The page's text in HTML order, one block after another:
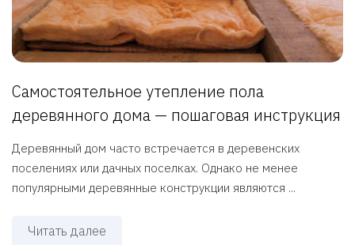
Самостоятельное утепление пола
деревянного дома — пошаговая инструкция
Деревянный дом часто встречается в деревенских
поселениях или дачных поселках. Однако не менее
популярными деревянные конструкции являются ...
Читать далее